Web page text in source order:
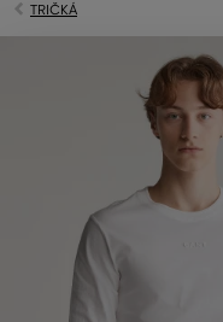
TRIČKÁ